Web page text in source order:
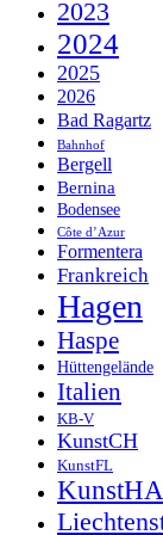
2023
2024
2025
2026
Bad Ragartz
Bahnhof
Bergell
Bernina
Bodensee
Côte d’Azur
Formentera
Frankreich
Hagen
Haspe
Hüttengelände
Italien
KB-V
KunstCH
KunstFL
KunstHA